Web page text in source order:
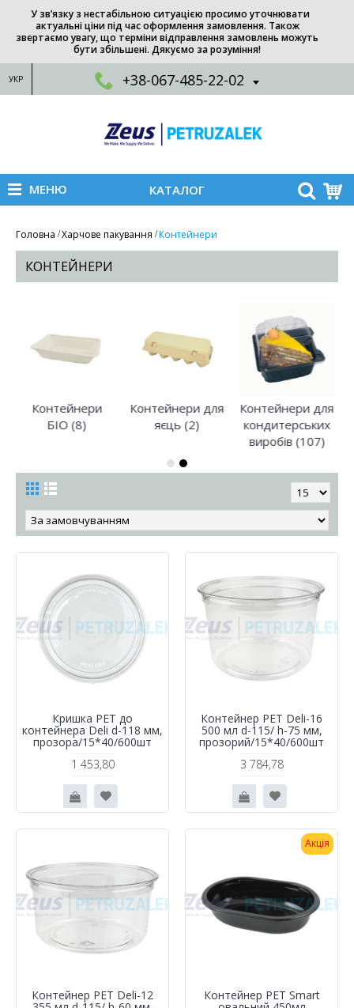
У зв’язку з нестабільною ситуацією просимо уточнювати
актуальні ціни під час оформлення замовлення. Також
звертаємо увагу, що терміни відправлення замовлень можуть
бути збільшені. Дякуємо за розуміння!
УКР +38-067-485-22-02
МЕНЮ КАТАЛОГ
Головна Харчове пакування Контейнери
КОНТЕЙНЕРИ
Контейнери
БІО (8)
Контейнери для
яєць (2)
Контейнери для
кондитерських
виробів (107)
Кришка PET до
контейнера Deli d-118 мм,
прозора/15*40/600шт
1 453,80
Контейнер PET Deli-16
500 мл d-115/ h-75 мм,
прозорий/15*40/600шт
3 784,78
Контейнер PET Deli-12
Акція
Контейнер РЕТ Smart